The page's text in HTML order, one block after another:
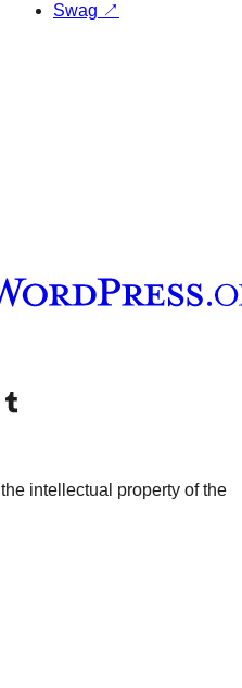
Swag ↗
Tumblr アカウントへ
intellectual property of the